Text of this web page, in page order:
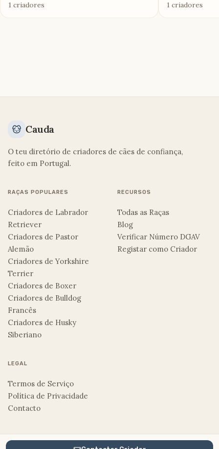
1 criadores 1 criadores
Cauda
O teu diretório de criadores de cães de confiança,
feito em Portugal.
RAÇAS POPULARES
Criadores de Labrador
Retriever
Criadores de Pastor
Alemão
Criadores de Yorkshire
Terrier
Criadores de Boxer
Criadores de Bulldog
Francês
Criadores de Husky
Siberiano
RECURSOS
Todas as Raças
Blog
Verificar Número DGAV
Registar como Criador
LEGAL
Termos de Serviço
Política de Privacidade
Contacto